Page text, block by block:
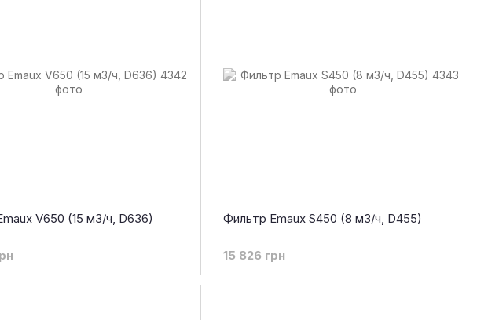
V650 (15 м3/ч, D636) Фильтр Emaux S450 (8 м3/ч, D455)
15 826 грн